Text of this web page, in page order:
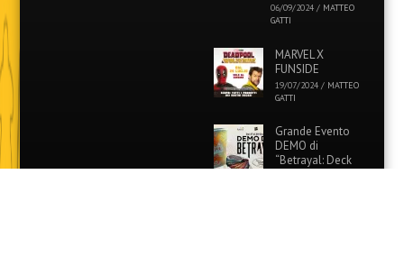
06/09/2024 / MATTEO
GATTI
MARVEL X
FUNSIDE
19/07/2024 / MATTEO
GATTI
Grande Evento
DEMO di
“Betrayal: Deck